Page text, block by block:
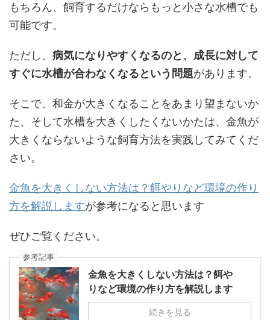
もちろん、飼育するだけならもっと小さな水槽でも
可能です。
ただし、 病気になりやすくなるのと、成長に対して
すぐに水槽が合わなくなるという問題があります。
そこで、和金が大きくなることをあまり望まないか
た、そして水槽を大きくしたくないかたは、金魚が
大きくならないような飼育方法を実践してみてくだ
さい。
金魚を大きくしない方法は？餌やりなど環境の作り
方を解説しますが参考になると思います
ぜひご覧ください。
参考記事
金魚を大きくしない方法は？餌や
りなど環境の作り方を解説します
続きを見る